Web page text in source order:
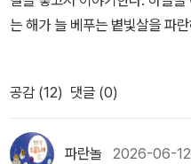
는 해가 늘 베푸는 볕빛살을 파
풀빛인 줄 제대로 가릴 줄 알아
이야기를 마치고서 바느질을 한
부터 뒤꼍 사이로 작은새가 배
가 “쟤는 뱁새네요.” 하고 웃는
공감 (12) 댓글 (0)
파란놀 2026-06-12